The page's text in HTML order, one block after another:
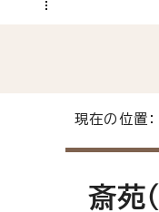
現在の位置
斎苑